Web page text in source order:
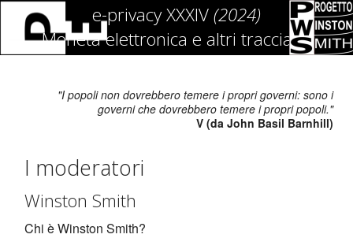
e-privacy XXXIV(2024)
Moneta elettronica e altri traccianti
"I popoli non dovrebbero temere i propri governi: sono i
governi che dovrebbero temere i propri popoli."
V (da John Basil Barnhill)
I moderatori
Winston Smith
Chi è Winston Smith?